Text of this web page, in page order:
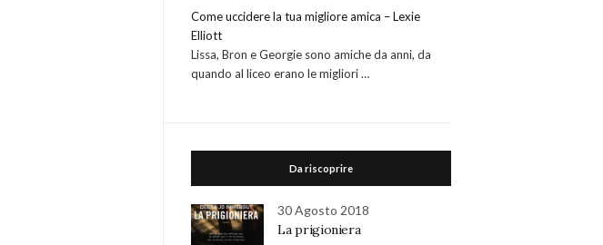
Come uccidere la tua migliore amica – Lexie
Elliott
Lissa, Bron e Georgie sono amiche da anni, da
quando al liceo erano le migliori …
Da riscoprire
30 Agosto 2018
La prigioniera